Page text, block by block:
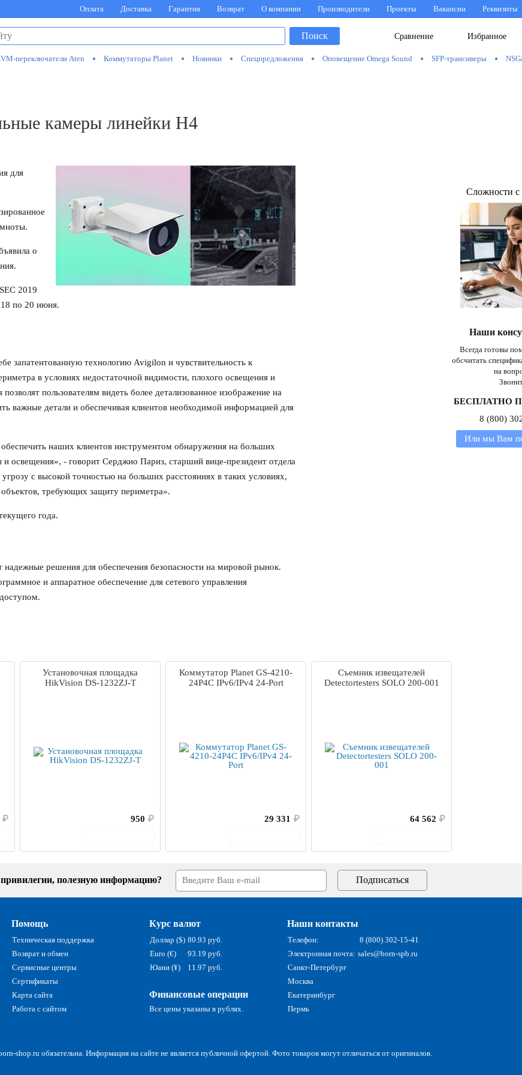
Оплата Доставка Гарантия Возврат О компании Производители Проекты Вакансии Реквизиты
Избранное
Сравнение
Поиск
переключатели Aten Коммутаторы Planet Новинки Спецпредложения Оповещение Omega Sound SFP-трансиверы
камеры линейки H4
для
о
2019
по 20 июня.
запатентованную технологию Avigilon и чувствительность к
в условиях недостаточной видимости, плохого освещения и
пользователям видеть более детализованное изображение на
важные детали и обеспечивая клиентов необходимой информацией для
наших клиентов инструментом обнаружения на больших
освещения», - говорит Серджио Париз, старший вице-президент отдела
с высокой точностью на больших расстояниях в таких условиях,
объектов, требующих защиту периметра».
года.
решения для обеспечения безопасности на мировой рынок.
и аппаратное обеспечение для сетевого управления
Сложности с
Наши
Всегда готовы
обсчитать
на
БЕСПЛАТНО
8 (800)
Или мы Вам
₽
Установочная площадка
HikVision DS-1232ZJ-T
950 ₽
Коммутатор Planet GS-4210-
24P4C IPv6/IPv4 24-Port
29 331 ₽
Съемник извещателей
Detectortesters SOLO 200-001
64 562 ₽
полезную информацию?
Помощь
Техническая поддержка
Возврат и обмен
Сервисные центры
Сертификаты
Карта сайта
Работа с сайтом
Курс валют
Доллар ($) 80.93 руб.
Euro (€)
93.19 руб.
Юани (¥)
11.97 руб.
Финансовые операции
Все цены указаны в рублях.
Наши контакты
Телефон:
8 (800) 302-15-41
Электронная почта: sales@born-spb.ru
Санкт-Петербург
Москва
Екатеринбург
Пермь
shop.ru обязательна. Информация на сайте не является публичной офертой. Фото товаров могут отличаться от оригиналов.